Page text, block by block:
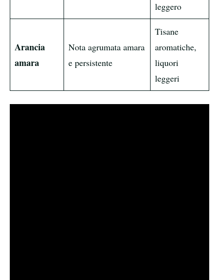
leggero
Arancia
amara
Nota agrumata amara
e persistente
Tisane
aromatiche,
liquori
leggeri